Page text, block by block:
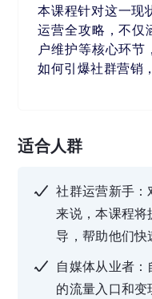
本课程针对这一现
运营全攻略，不仅
户维护等核心环节
如何引爆社群营销
适合人群
社群运营新手
来说，本课程
导，帮助他们快
自媒体从业者
的流量入口和